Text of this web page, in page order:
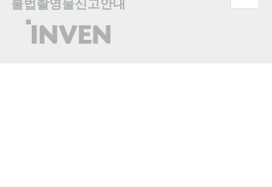
불법촬영물신고안내
(주)
인